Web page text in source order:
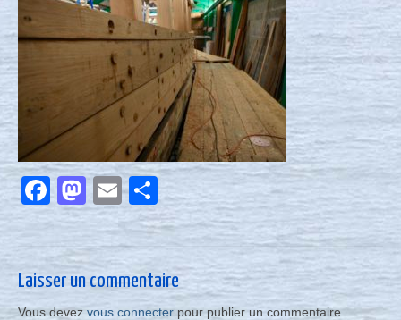
Nous contacter
Actualités
Facebook
Mastodon
EmailPartager
Laisser un commentaire
Vous devez vous connecterpour publier un commentaire.